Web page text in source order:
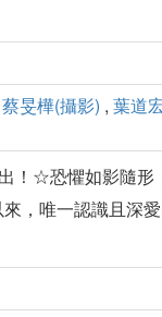
蔡旻樺(攝影) , 葉道
☆恐懼如影隨形
，唯一認識且